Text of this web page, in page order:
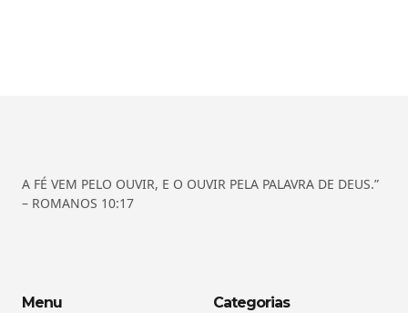
A FÉ VEM PELO OUVIR, E O OUVIR PELA PALAVRA DE DEUS.”
– ROMANOS 10:17
Menu Categorias